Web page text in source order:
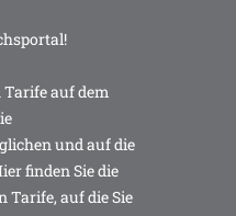
auf dem
und auf die
finden Sie die
Tarife, auf die Sie